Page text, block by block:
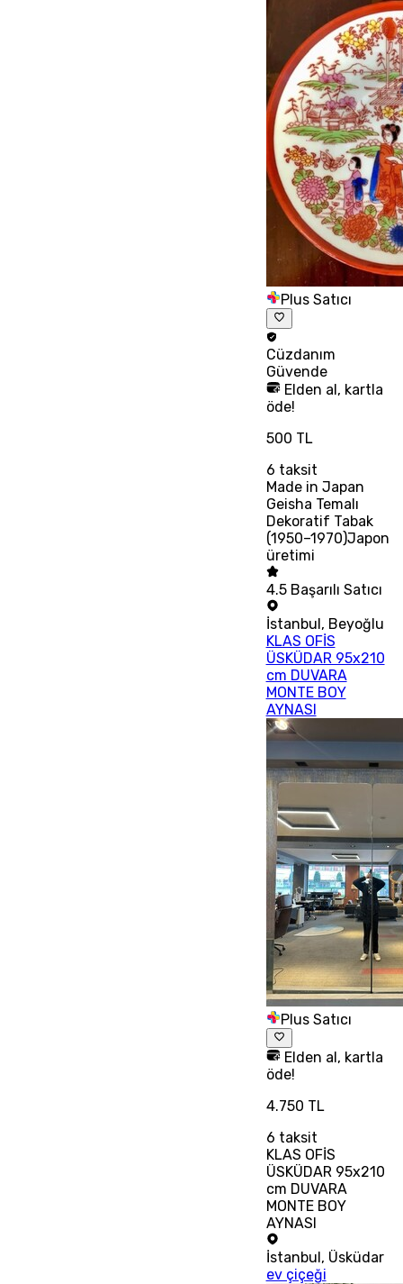
Plus Satıcı
Cüzdanım
Güvende
Elden al, kartla
öde!
500 TL
6 taksit
Made in Japan
Geisha Temalı
Dekoratif Tabak
(1950–1970)Japon
üretimi
4.5 Başarılı Satıcı
İstanbul, Beyoğlu
KLAS OFİS
ÜSKÜDAR 95x210
cm DUVARA
MONTE BOY
AYNASI
Plus Satıcı
Elden al, kartla
öde!
4.750 TL
6 taksit
KLAS OFİS
ÜSKÜDAR 95x210
cm DUVARA
MONTE BOY
AYNASI
İstanbul, Üsküdar
ev çiçeği